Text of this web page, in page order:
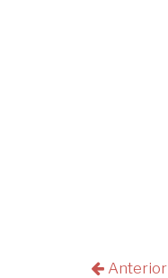
Anterior